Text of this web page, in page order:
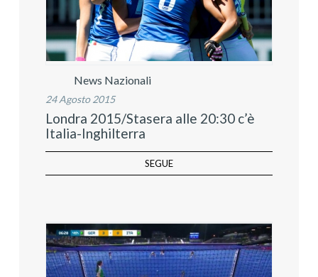
News Nazionali
24 Agosto 2015
Londra 2015/Stasera alle 20:30 c’è
Italia-Inghilterra
SEGUE